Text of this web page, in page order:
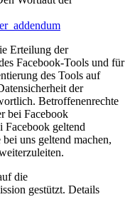
Erteilung der
Facebook-Tools und für
des Tools auf
der
Betroffenenrechte
bei Facebook
Facebook geltend
uns geltend machen,
die
gestützt. Details